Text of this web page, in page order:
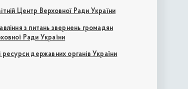
Центр Верховної Ради України
з питань звернень громадян
Ради України
ресурси державних органів України